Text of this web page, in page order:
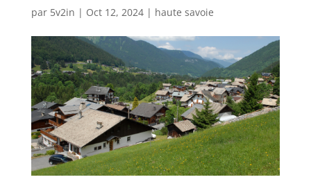
par 5v2in | Oct 12, 2024| haute savoie